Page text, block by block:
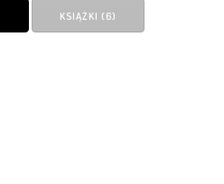
KSIĄŻKI (6)